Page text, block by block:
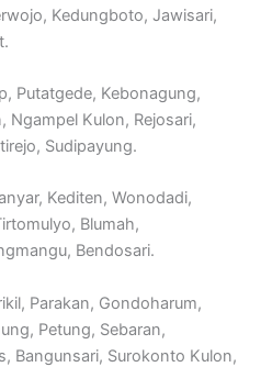
Kedungboto, Jawisari,
Putatgede, Kebonagung,
Ngampel Kulon, Rejosari,
Sudipayung.
Kediten, Wonodadi,
Blumah,
Bendosari.
Parakan, Gondoharum,
Petung, Sebaran,
Bangunsari, Surokonto Kulon,